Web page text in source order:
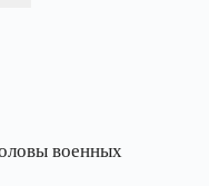
военных